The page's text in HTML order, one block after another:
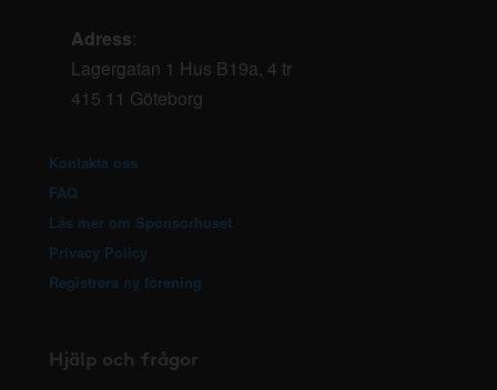
Adress:
Lagergatan 1 Hus B19a, 4 tr
415 11 Göteborg
Kontakta oss
FAQ
Läs mer om Sponsorhuset
Privacy Policy
Registrera ny förening
Hjälp och frågor